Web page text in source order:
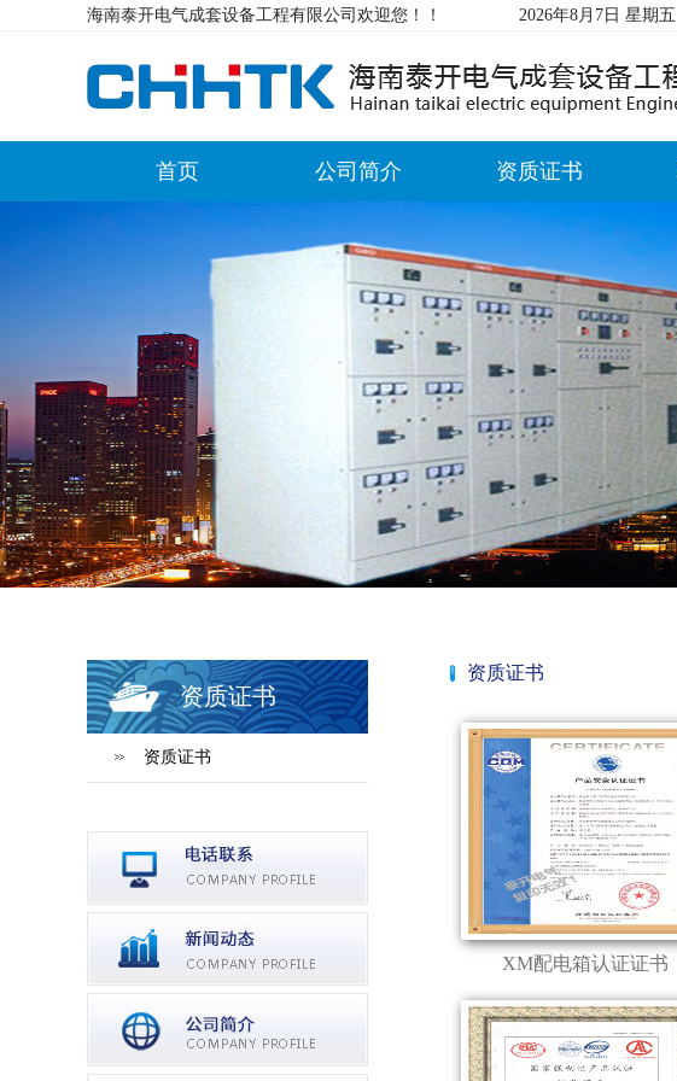
海南泰开电气成套设备工程有限公司欢迎您！！ 2026年8月7日 星期五
首页 公司简介 资质证书
资质证书
资质证书
资质证书
XM配电箱认证证书